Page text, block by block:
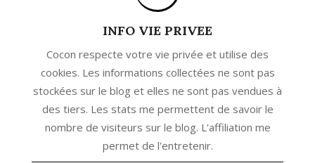
INFO VIE PRIVEE
Cocon respecte votre vie privée et utilise des
cookies. Les informations collectées ne sont pas
stockées sur le blog et elles ne sont pas vendues à
des tiers. Les stats me permettent de savoir le
nombre de visiteurs sur le blog. L'affiliation me
permet de l'entretenir.